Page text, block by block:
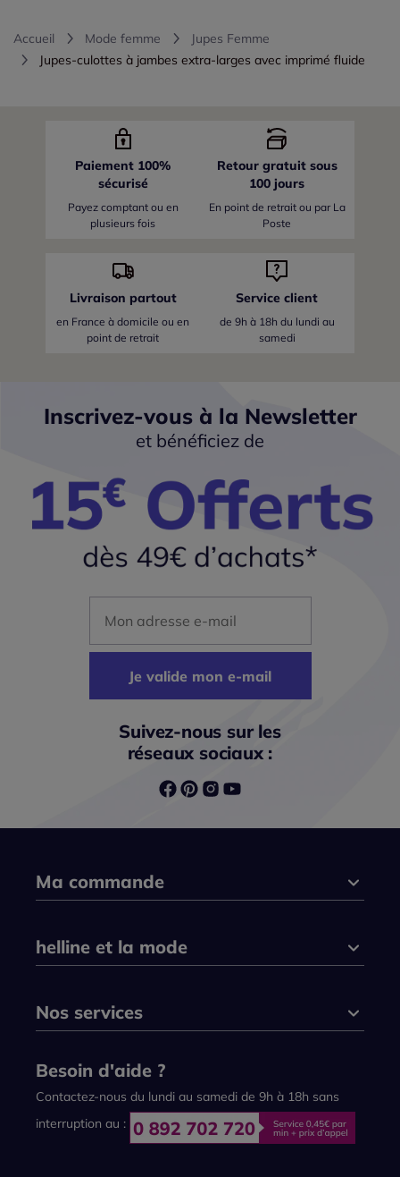
Accueil Mode femme
Jupes Femme
Jupes-culottes à jambes extra-larges avec imprimé fluide
Paiement 100%
sécurisé
Payez comptant ou en
plusieurs fois
Retour gratuit sous
100 jours
En point de retrait ou par La
Poste
Livraison partout
en France à domicile ou en
point de retrait
Service client
de 9h à 18h du lundi au
samedi
Inscrivez-vous à la Newsletter
et bénéficiez de
Je valide mon e-mail
Suivez-nous sur les
réseaux sociaux :
Ma commande
helline et la mode
Nos services
Besoin d'aide ?
Contactez-nous du lundi au samedi de 9h à 18h sans
interruption au :